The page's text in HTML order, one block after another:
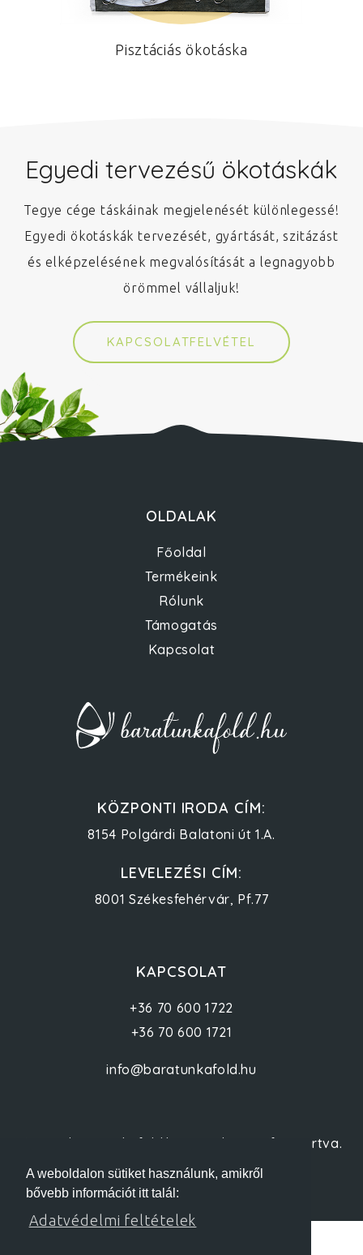
A weboldalon sütiket használunk, amikről
bővebb információt itt talál:
Adatvédelmi feltételek
Pisztáciás ökotáska
Egyedi tervezésű ökotáskák
Tegye cége táskáinak megjelenését különlegessé!
Egyedi ökotáskák tervezését, gyártását, szitázást
és elképzelésének megvalósítását a legnagyobb
örömmel vállaljuk!
KAPCSOLATFELVÉTEL
OLDALAK
Főoldal
Termékeink
Rólunk
Támogatás
Kapcsolat
KÖZPONTI IRODA CÍM:
8154 Polgárdi Balatoni út 1.A.
LEVELEZÉSI CÍM:
8001 Székesfehérvár, Pf.77
KAPCSOLAT
+36 70 600 1722
+36 70 600 1721
info@baratunkafold.hu
© 2012 baratunkafold.hu - Minden jog fenntartva.